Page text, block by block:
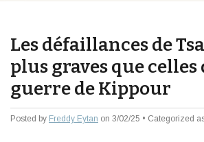
Les défaillances de
plus graves que celles
guerre de Kippour
Posted by Freddy Eytan on 3/02/25 • Categorized